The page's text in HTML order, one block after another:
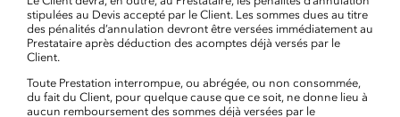
stipulées au Devis accepté par le Client. Les sommes dues au titre
des pénalités d’annulation devront être versées immédiatement au
Prestataire après déduction des acomptes déjà versés par le
Client.
Toute Prestation interrompue, ou abrégée, ou non consommée,
du fait du Client, pour quelque cause que ce soit, ne donne lieu à
aucun remboursement des sommes déjà versées par le